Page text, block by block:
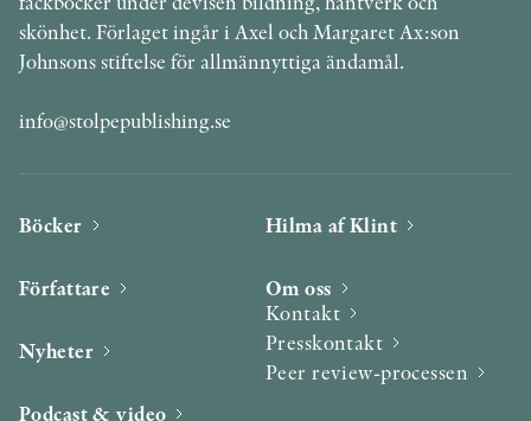
skönhet. Förlaget ingår i Axel och Margaret Ax:son
Johnsons stiftelse för allmännyttiga ändamål.
info@stolpepublishing.se
Böcker
Författare
Nyheter
Podcast & video
Hilma af Klint
Om oss
Kontakt
Presskontakt
Peer review-processen